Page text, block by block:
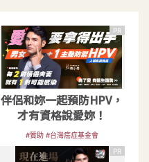
PR
伴侶和妳一起預防HPV，
才有資格說愛妳！
#贊助 #台灣癌症基金會
PR